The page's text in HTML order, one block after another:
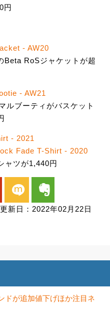
円
- AW20
Beta RoSジャケットが超
- AW21
ルブーティがバスケット
- 2021
Fade T-Shirt - 2020
ャツが1,440円
mixi evernote
更新日：2022年02月22日
ドが追加値下げほか注目ネ